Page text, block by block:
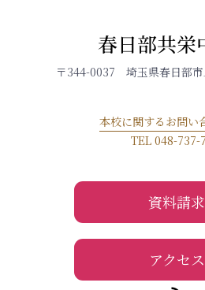
春日部共栄
〒344-0037 埼玉県春日部市
本校に関するお問い
TEL 048-737-
資料請求
アクセス